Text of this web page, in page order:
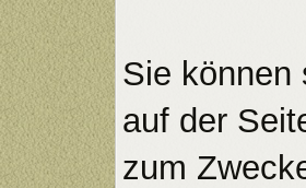
Sie können
auf der
zum